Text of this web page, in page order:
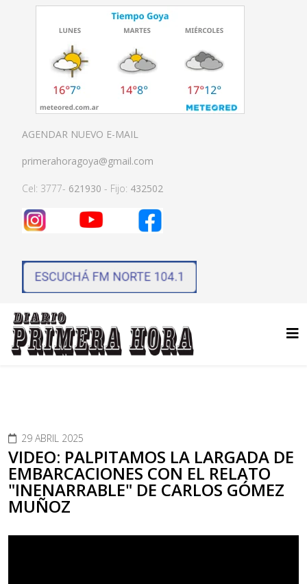
AGENDAR NUEVO E-MAIL
primerahoragoya@gmail.com
Cel: 3777- 621930 - Fijo: 432502
29 ABRIL 2025
VIDEO: PALPITAMOS LA LARGADA DE
EMBARCACIONES CON EL RELATO
"INENARRABLE" DE CARLOS GÓMEZ
MUÑOZ